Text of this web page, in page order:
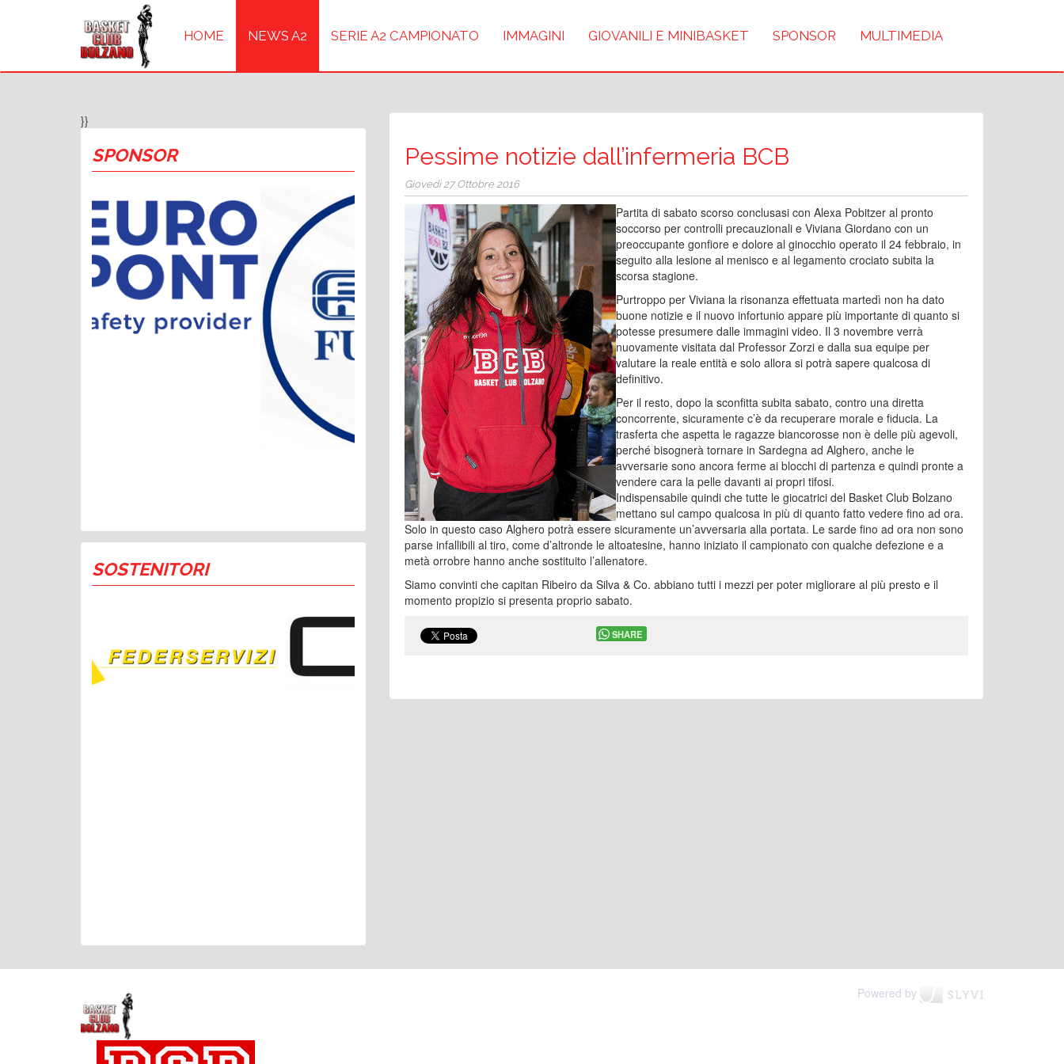
HOME NEWS A2 SERIE A2 CAMPIONATO IMMAGINI GIOVANILI E MINIBASKET SPONSOR MULTIMEDIA
}}
SPONSOR
SOSTENITORI
Pessime notizie dall’infermeria BCB
Giovedì 27 Ottobre 2016
Partita di sabato scorso conclusasi con Alexa Pobitzer al pronto
soccorso per controlli precauzionali e Viviana Giordano con un
preoccupante gonfiore e dolore al ginocchio operato il 24 febbraio, in
seguito alla lesione al menisco e al legamento crociato subita la
scorsa stagione.
Purtroppo per Viviana la risonanza effettuata martedì non ha dato
buone notizie e il nuovo infortunio appare più importante di quanto si
potesse presumere dalle immagini video. Il 3 novembre verrà
nuovamente visitata dal Professor Zorzi e dalla sua equipe per
valutare la reale entità e solo allora si potrà sapere qualcosa di
definitivo.
Per il resto, dopo la sconfitta subita sabato, contro una diretta
concorrente, sicuramente c’è da recuperare morale e fiducia. La
trasferta che aspetta le ragazze biancorosse non è delle più agevoli,
perché bisognerà tornare in Sardegna ad Alghero, anche le
avversarie sono ancora ferme ai blocchi di partenza e quindi pronte a
vendere cara la pelle davanti ai propri tifosi.
Indispensabile quindi che tutte le giocatrici del Basket Club Bolzano
mettano sul campo qualcosa in più di quanto fatto vedere fino ad ora.
Solo in questo caso Alghero potrà essere sicuramente un’avversaria alla portata. Le sarde fino ad ora non sono
parse infallibili al tiro, come d’altronde le altoatesine, hanno iniziato il campionato con qualche defezione e a
metà orrobre hanno anche sostituito l’allenatore.
Siamo convinti che capitan Ribeiro da Silva & Co. abbiano tutti i mezzi per poter migliorare al più presto e il
momento propizio si presenta proprio sabato.
SHARE
Powered by